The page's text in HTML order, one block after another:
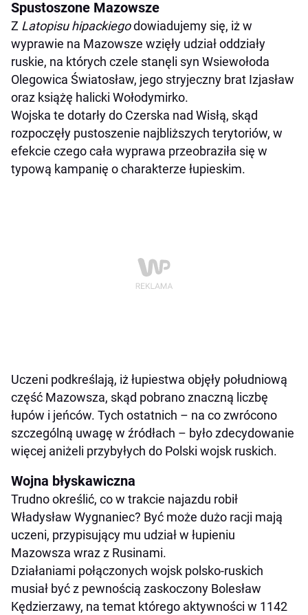
Spustoszone Mazowsze
Z Latopisu hipackiegodowiadujemy się, iż w
wyprawie na Mazowsze wzięły udział oddziały
ruskie, na których czele stanęli syn Wsiewołoda
Olegowica Światosław, jego stryjeczny brat Izjasław
oraz książę halicki Wołodymirko.
Wojska te dotarły do Czerska nad Wisłą, skąd
rozpoczęły pustoszenie najbliższych terytoriów, w
efekcie czego cała wyprawa przeobraziła się w
typową kampanię o charakterze łupieskim.
Uczeni podkreślają, iż łupiestwa objęły południową
część Mazowsza, skąd pobrano znaczną liczbę
łupów i jeńców. Tych ostatnich – na co zwrócono
szczególną uwagę w źródłach – było zdecydowanie
więcej aniżeli przybyłych do Polski wojsk ruskich.
Wojna błyskawiczna
Trudno określić, co w trakcie najazdu robił
Władysław Wygnaniec? Być może dużo racji mają
uczeni, przypisujący mu udział w łupieniu
Mazowsza wraz z Rusinami.
Działaniami połączonych wojsk polsko-ruskich
musiał być z pewnością zaskoczony Bolesław
Kędzierzawy, na temat którego aktywności w 1142